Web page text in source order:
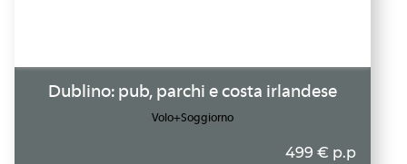
Dublino: pub, parchi e costa irlandese
Volo+Soggiorno
499 € p.p